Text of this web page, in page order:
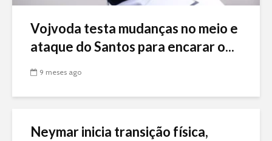
Vojvoda testa mudanças no meio e
ataque do Santos para encarar o...
9 meses ago
Neymar inicia transição física,